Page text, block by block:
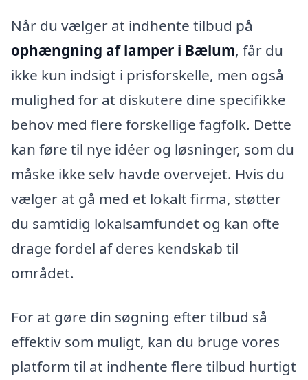
Når du vælger at indhente tilbud på
ophængning af lamper i Bælum, får du
ikke kun indsigt i prisforskelle, men også
mulighed for at diskutere dine specifikke
behov med flere forskellige fagfolk. Dette
kan føre til nye idéer og løsninger, som du
måske ikke selv havde overvejet. Hvis du
vælger at gå med et lokalt firma, støtter
du samtidig lokalsamfundet og kan ofte
drage fordel af deres kendskab til
området.
For at gøre din søgning efter tilbud så
effektiv som muligt, kan du bruge vores
platform til at indhente flere tilbud hurtigt